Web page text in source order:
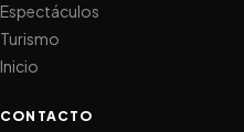
Espectáculos
Turismo
Inicio
CONTACTO